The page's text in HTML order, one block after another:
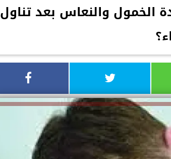
الخمول والنعاس بعد تناول